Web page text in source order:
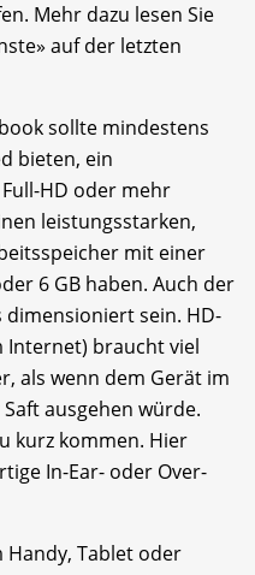
Mehr dazu lesen Sie
auf der letzten
sollte mindestens
bieten, ein
HD oder mehr
leistungsstarken,
mit einer
6 GB haben. Auch der
sein. HD-
Internet) braucht viel
als wenn dem Gerät im
ausgehen würde.
kurz kommen. Hier
In-Ear- oder Over-
Tablet oder